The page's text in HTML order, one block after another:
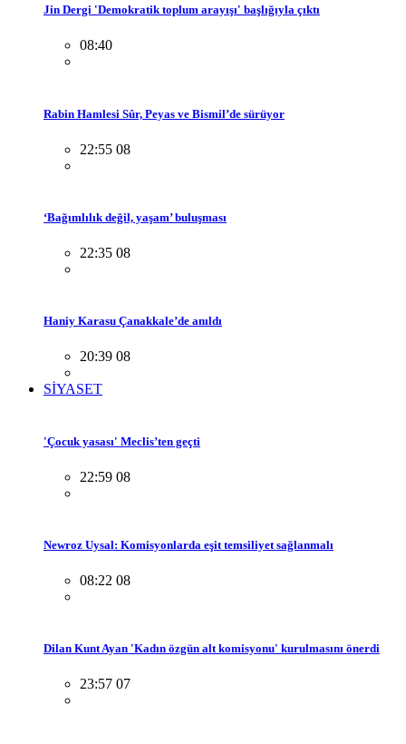
Jin Dergi 'Demokratik toplum arayışı' başlığıyla çıktı
08:40
Rabin Hamlesi Sûr, Peyas ve Bismil’de sürüyor
22:55 08
‘Bağımlılık değil, yaşam’ buluşması
22:35 08
Haniy Karasu Çanakkale’de anıldı
20:39 08
SİYASET
'Çocuk yasası' Meclis’ten geçti
22:59 08
Newroz Uysal: Komisyonlarda eşit temsiliyet sağlanmalı
08:22 08
Dilan Kunt Ayan 'Kadın özgün alt komisyonu' kurulmasını önerdi
23:57 07